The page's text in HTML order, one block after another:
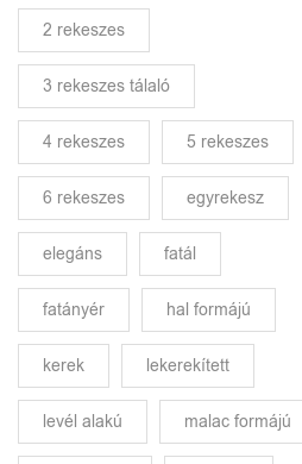
2 rekeszes
3 rekeszes tálaló
4 rekeszes 5 rekeszes
6 rekeszes egyrekesz
elegáns fatál
fatányér hal formájú
kerek lekerekített
levél alakú malac formájú